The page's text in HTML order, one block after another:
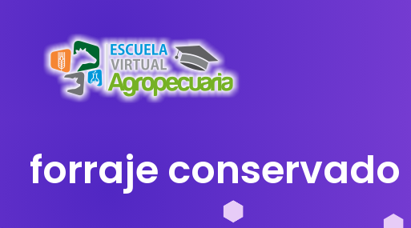
forraje conservado